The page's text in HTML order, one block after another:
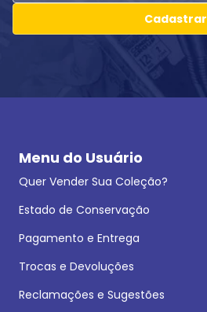
Cadastrar
Menu do Usuário
Quer Vender Sua Coleção?
Estado de Conservação
Pagamento e Entrega
Trocas e Devoluções
Reclamações e Sugestões